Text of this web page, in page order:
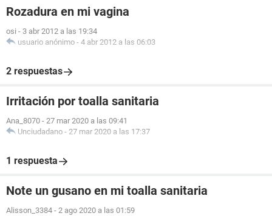
Rozadura en mi vagina
osi - 3 abr 2012 a las 19:34
usuario anónimo - 4 abr 2012 a las 06:03
2 respuestas
Irritación por toalla sanitaria
Ana_8070 - 27 mar 2020 a las 09:41
Unciudadano - 27 mar 2020 a las 17:37
1 respuesta
Note un gusano en mi toalla sanitaria
Alisson_3384 - 2 ago 2020 a las 01:59